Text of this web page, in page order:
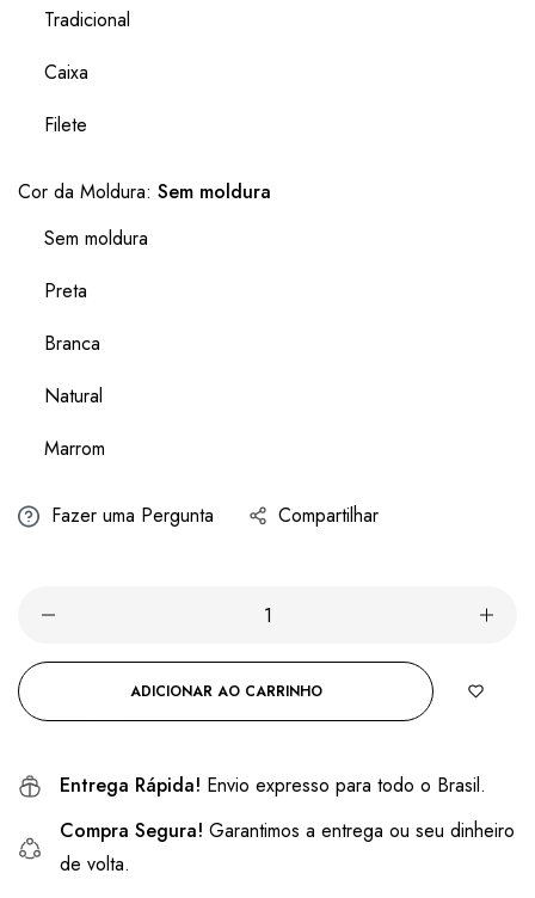
Tradicional
Caixa
Filete
Cor da Moldura: Sem moldura
Sem moldura
Preta
Branca
Natural
Marrom
Fazer uma Pergunta Compartilhar
ADICIONAR AO CARRINHO
Entrega Rápida! Envio expresso para todo o Brasil.
Compra Segura! Garantimos a entrega ou seu dinheiro
de volta.